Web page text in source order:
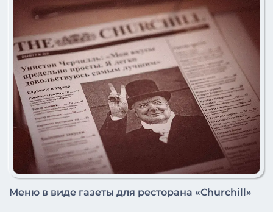
Меню в виде газеты для ресторана «Churchill»